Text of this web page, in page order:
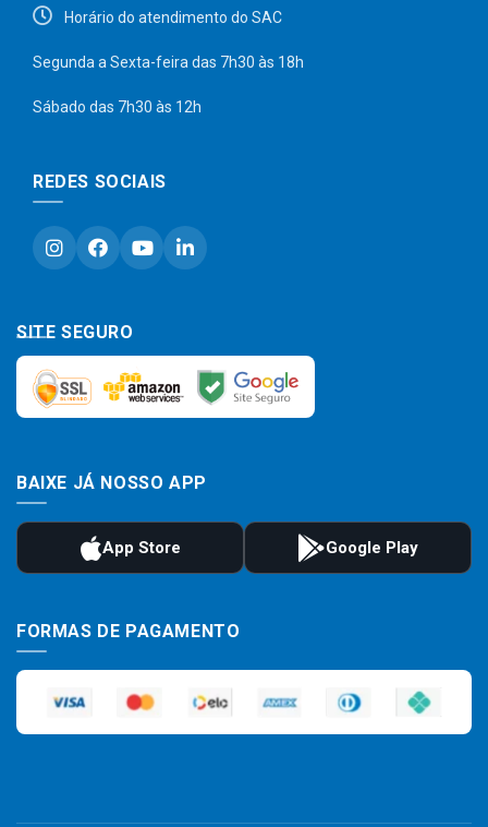
Horário do atendimento do SAC
Segunda a Sexta-feira das 7h30 às 18h
Sábado das 7h30 às 12h
REDES SOCIAIS
SITE SEGURO
BAIXE JÁ NOSSO APP
FORMAS DE PAGAMENTO